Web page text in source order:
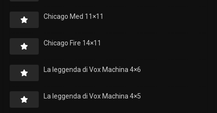
Chicago Med 11×11
Chicago Fire 14×11
La leggenda di Vox Machina 4×6
La leggenda di Vox Machina 4×5